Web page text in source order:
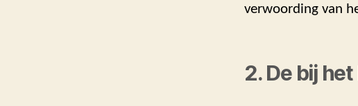
verwoording van
2. De bij